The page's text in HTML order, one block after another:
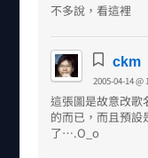
不多說，看這裡
ckm
2005-04-14 @
這張圖是故意改歌
的而已，而且預設
了….O_o